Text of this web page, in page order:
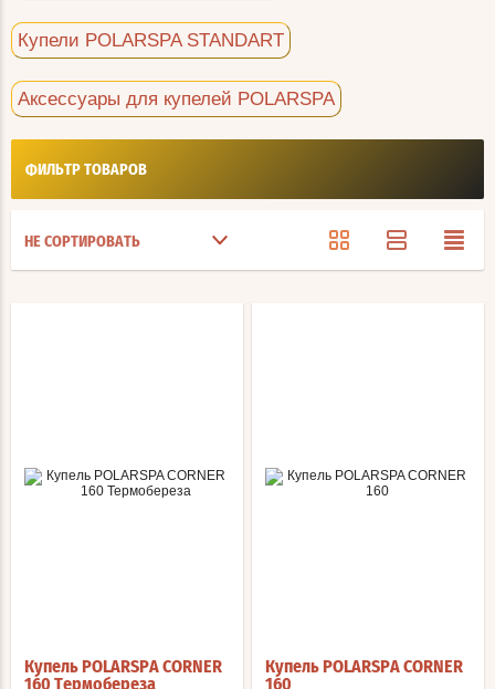
Купели POLARSPA STANDART
Аксессуары для купелей POLARSPA
Купель POLARSPA CORNER
160 Термобереза
Купель POLARSPA CORNER
160
ФИЛЬТР ТОВАРОВ
НЕ СОРТИРОВАТЬ